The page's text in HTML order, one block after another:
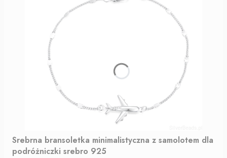
Srebrna bransoletka minimalistyczna z samolotem dla
podróżniczki srebro 925